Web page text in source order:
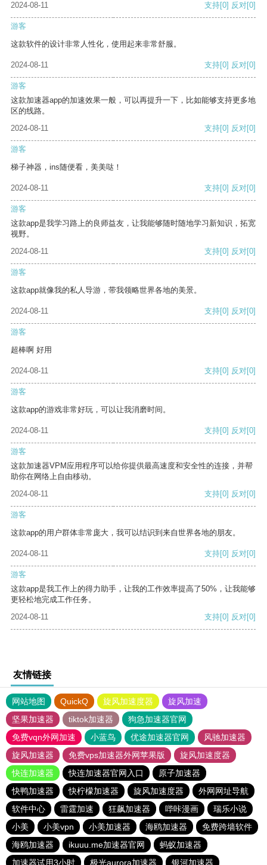
2024-08-11 支持[0] 反对[0]
游客
这款软件的设计非常人性化，使用起来非常舒服。
2024-08-11 支持[0] 反对[0]
游客
这款加速器app的加速效果一般，可以再提升一下，比如能够支持更多地
区的线路。
2024-08-11
支持[0] 反对[0]
游客
梯子神器，ins随便看，美美哒！
2024-08-11 支持[0] 反对[0]
游客
这款app是我学习路上的良师益友，让我能够随时随地学习新知识，拓宽
视野。
2024-08-11
支持[0] 反对[0]
游客
这款app就像我的私人导游，带我领略世界各地的美景。
2024-08-11 支持[0] 反对[0]
游客
超棒啊 好用
2024-08-11 支持[0] 反对[0]
游客
这款app的游戏非常好玩，可以让我消磨时间。
2024-08-11 支持[0] 反对[0]
游客
这款加速器VPM应用程序可以给你提供最高速度和安全性的连接，并帮
助你在网络上自由移动。
2024-08-11
支持[0] 反对[0]
游客
这款app的用户群体非常庞大，我可以结识到来自世界各地的朋友。
2024-08-11 支持[0] 反对[0]
游客
这款app是我工作上的得力助手，让我的工作效率提高了50%，让我能够
更轻松地完成工作任务。
2024-08-11
支持[0] 反对[0]
友情链接
网站地图 QuickQ 旋风加速度器
旋风加速
坚果加速器
tiktok加速器
狗急加速器官网
免费vqn外网加速
小蓝鸟 优途加速器官网
风驰加速器
旋风加速器
免费vps加速器外网苹果版
旋风加速度器
快连加速器
快连加速器官网入口
原子加速器
快鸭加速器
快柠檬加速器 旋风加速度器
外网网址导航
软件中心
雷霆加速 狂飙加速器 哔咔漫画
瑞乐小说
小美
小美vpn 小美加速器 海鸥加速器
免费跨墙软件
海鸥加速器
ikuuu.me加速器官网
蚂蚁加速器
加速器试用3小时
极光aurora加速器 银河加速器